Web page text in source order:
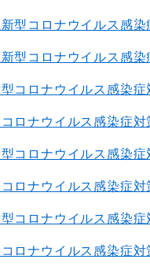
型コロナウイルス感
型コロナウイルス感
コロナウイルス感染
ロナウイルス感染症
コロナウイルス感染
ロナウイルス感染症
コロナウイルス感染
ロナウイルス感染症